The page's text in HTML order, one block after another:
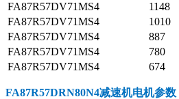
FA87R57DV71MS4
1148
FA87R57DV71MS4
1010
FA87R57DV71MS4
887
FA87R57DV71MS4
780
FA87R57DV71MS4
674
FA87R57DRN80N4减速机电机参数